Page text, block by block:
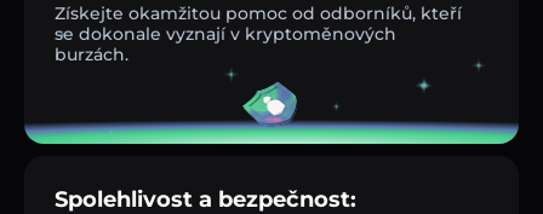
Získejte okamžitou pomoc od odborníků, kteří
se dokonale vyznají v kryptoměnových
burzách.
Spolehlivost a bezpečnost: